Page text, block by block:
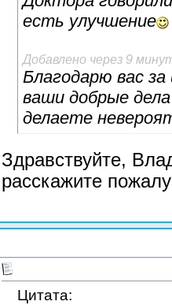
есть улучшение
Добавлено через 9
Благодарю вас
ваши добрые
делаете
Здравствуйте,
расскажите
Цитата: